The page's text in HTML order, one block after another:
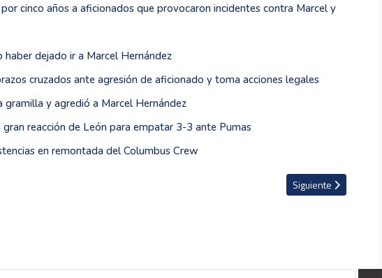
cinco años a aficionados que provocaron incidentes contra Marcel y
dejado ir a Marcel Hernández
cruzados ante agresión de aficionado y toma acciones legales
y agredió a Marcel Hernández
reacción de León para empatar 3-3 ante Pumas
en remontada del Columbus Crew
Rica culmina subcampeón en Colombia Artículo siguiente:
Siguiente